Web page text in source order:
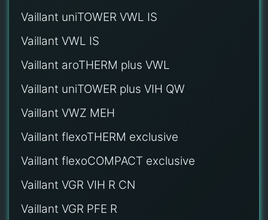
Vaillant uniTOWER VWL IS
Vaillant VWL IS
Vaillant aroTHERM plus VWL
Vaillant uniTOWER plus VIH QW
Vaillant VWZ MEH
Vaillant flexoTHERM exclusive
Vaillant flexoCOMPACT exclusive
Vaillant VGR VIH R CN
Vaillant VGR PFE R